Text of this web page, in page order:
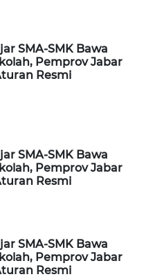
SMA-SMK Bawa
Pemprov Jabar
Resmi
SMA-SMK Bawa
Pemprov Jabar
Resmi
SMA-SMK Bawa
Pemprov Jabar
Resmi